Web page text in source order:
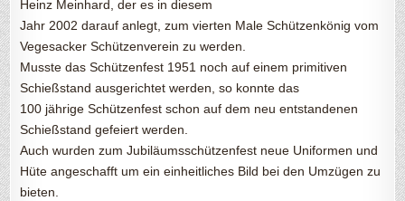
Heinz Meinhard, der es in diesem
Jahr 2002 darauf anlegt, zum vierten Male Schützenkönig vom
Vegesacker Schützenverein zu werden.
Musste das Schützenfest 1951 noch auf einem primitiven
Schießstand ausgerichtet werden, so konnte das
100 jährige Schützenfest schon auf dem neu entstandenen
Schießstand gefeiert werden.
Auch wurden zum Jubiläumsschützenfest neue Uniformen und
Hüte angeschafft um ein einheitliches Bild bei den Umzügen zu
bieten.